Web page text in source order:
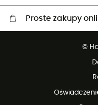
Proste zakupy
100 dni na bezpłatny zwrot
©